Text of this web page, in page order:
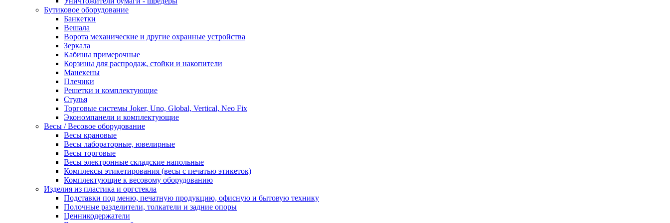
Бутиковое оборудование
Банкетки
Вешала
Ворота механические и другие охранные устройства
Зеркала
Кабины примерочные
Корзины для распродаж, стойки и накопители
Манекены
Плечики
Решетки и комплектующие
Стулья
Торговые системы Joker, Uno, Global, Vertical, Neo Fix
Экономпанели и комплектующие
Весы / Весовое оборудование
Весы крановые
Весы лабораторные, ювелирные
Весы торговые
Весы электронные складские напольные
Комплексы этикетирования (весы с печатью этикеток)
Комплектующие к весовому оборудованию
Изделия из пластика и оргстекла
Подставки под меню, печатную продукцию, офисную и бытовую технику
Полочные разделители, толкатели и задние опоры
Ценникодержатели